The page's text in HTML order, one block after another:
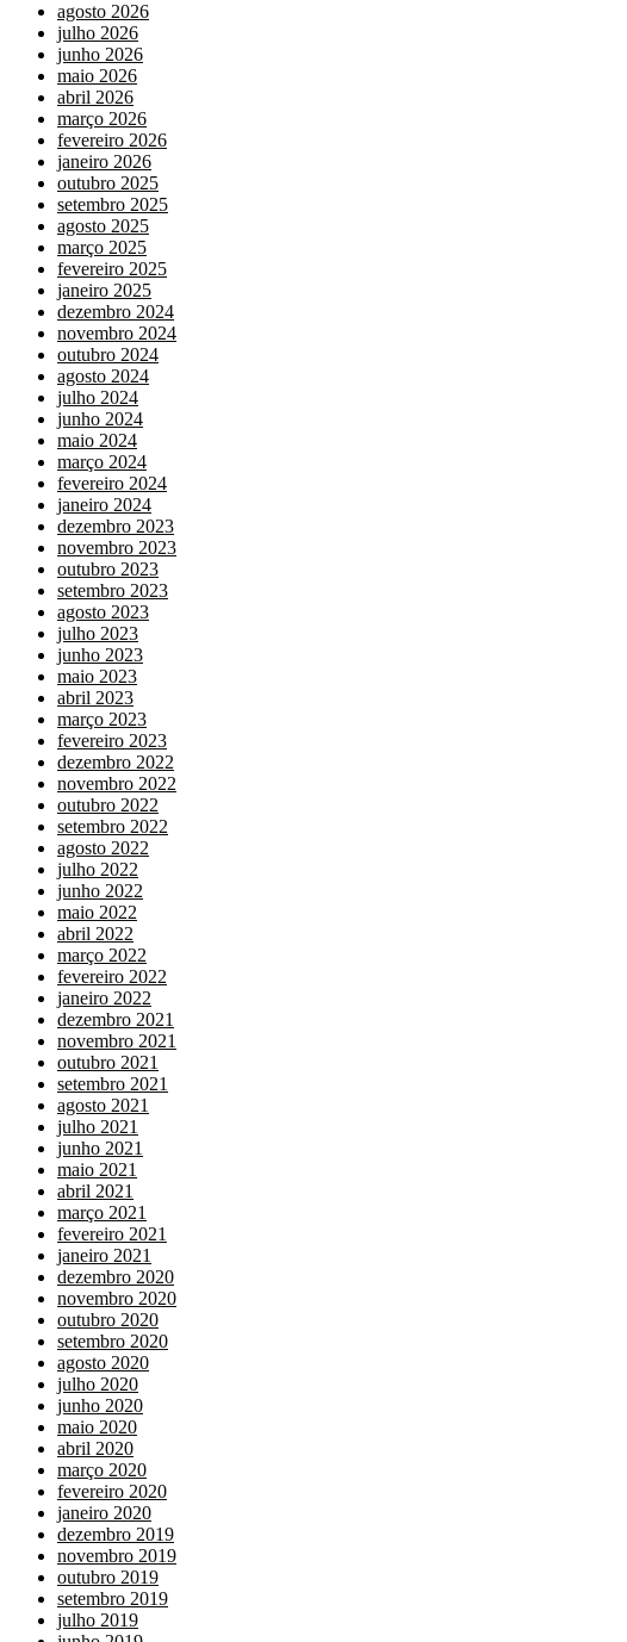
agosto 2026
julho 2026
junho 2026
maio 2026
abril 2026
março 2026
fevereiro 2026
janeiro 2026
outubro 2025
setembro 2025
agosto 2025
março 2025
fevereiro 2025
janeiro 2025
dezembro 2024
novembro 2024
outubro 2024
agosto 2024
julho 2024
junho 2024
maio 2024
março 2024
fevereiro 2024
janeiro 2024
dezembro 2023
novembro 2023
outubro 2023
setembro 2023
agosto 2023
julho 2023
junho 2023
maio 2023
abril 2023
março 2023
fevereiro 2023
dezembro 2022
novembro 2022
outubro 2022
setembro 2022
agosto 2022
julho 2022
junho 2022
maio 2022
abril 2022
março 2022
fevereiro 2022
janeiro 2022
dezembro 2021
novembro 2021
outubro 2021
setembro 2021
agosto 2021
julho 2021
junho 2021
maio 2021
abril 2021
março 2021
fevereiro 2021
janeiro 2021
dezembro 2020
novembro 2020
outubro 2020
setembro 2020
agosto 2020
julho 2020
junho 2020
maio 2020
abril 2020
março 2020
fevereiro 2020
janeiro 2020
dezembro 2019
novembro 2019
outubro 2019
setembro 2019
julho 2019